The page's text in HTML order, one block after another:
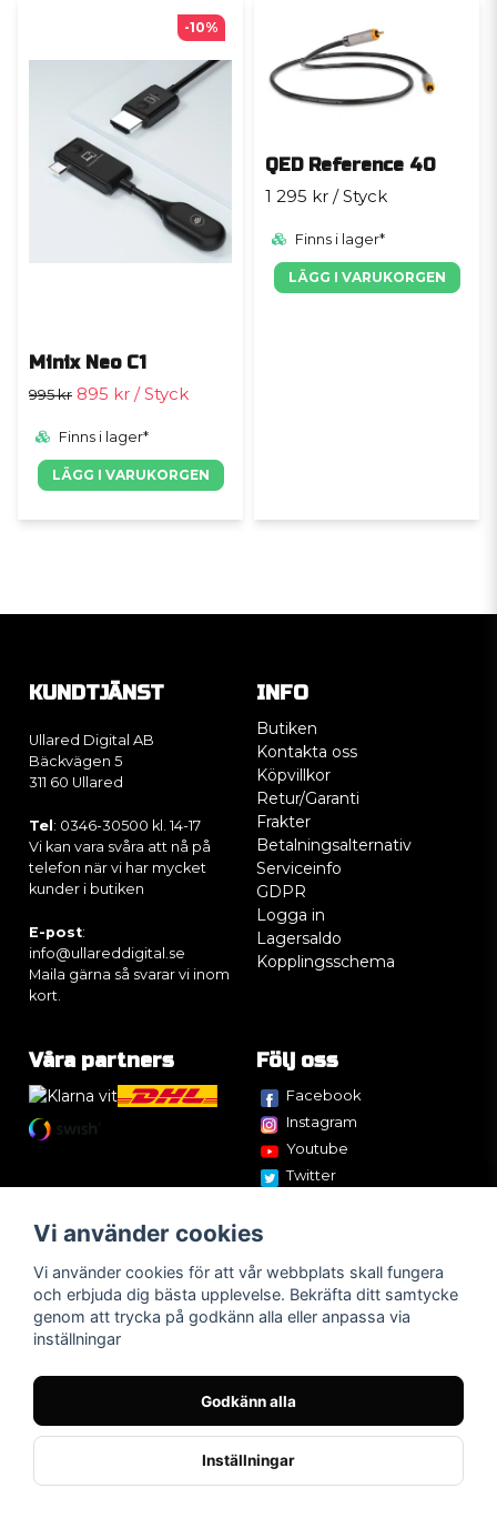
Minix Neo C1
995 kr 895 kr / Styck
Finns i lager*
LÄGG I VARUKORGEN
-10%
QED Reference 40
1 295 kr / Styck
Finns i lager*
LÄGG I VARUKORGEN
KUNDTJÄNST
Ullared Digital AB
Bäckvägen 5
311 60 Ullared
Tel: 0346-30500 kl. 14-17
Vi kan vara svåra att nå på
telefon när vi har mycket
kunder i butiken
E-post:
info@ullareddigital.se
Maila gärna så svarar vi inom
kort.
INFO
Butiken
Kontakta oss
Köpvillkor
Retur/Garanti
Frakter
Betalningsalternativ
Serviceinfo
GDPR
Logga in
Lagersaldo
Kopplingsschema
Våra partners Följ oss
Facebook
Instagram
Youtube
Twitter
Vi använder cookies
Vi använder cookies för att vår webbplats skall fungera
och erbjuda dig bästa upplevelse. Bekräfta ditt samtycke
genom att trycka på godkänn alla eller anpassa via
inställningar
Godkänn alla
Inställningar